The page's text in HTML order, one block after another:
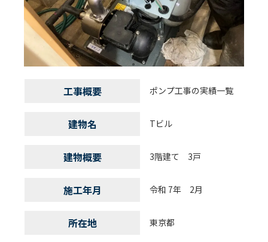
工事概要 ポンプ工事の実績一覧
建物名 Tビル
建物概要 3階建て 3戸
施工年月 令和 7年 2月
所在地 東京都